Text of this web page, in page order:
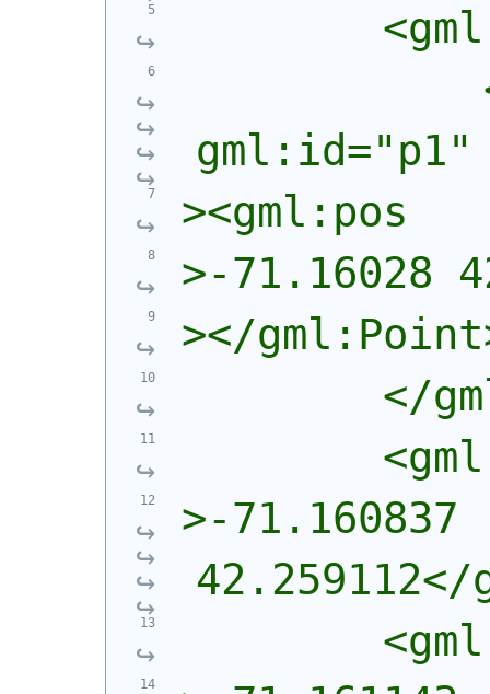
gml:id="p1"
><gml:pos
>-71.16028
></
</
>-71.160837
42.259112</